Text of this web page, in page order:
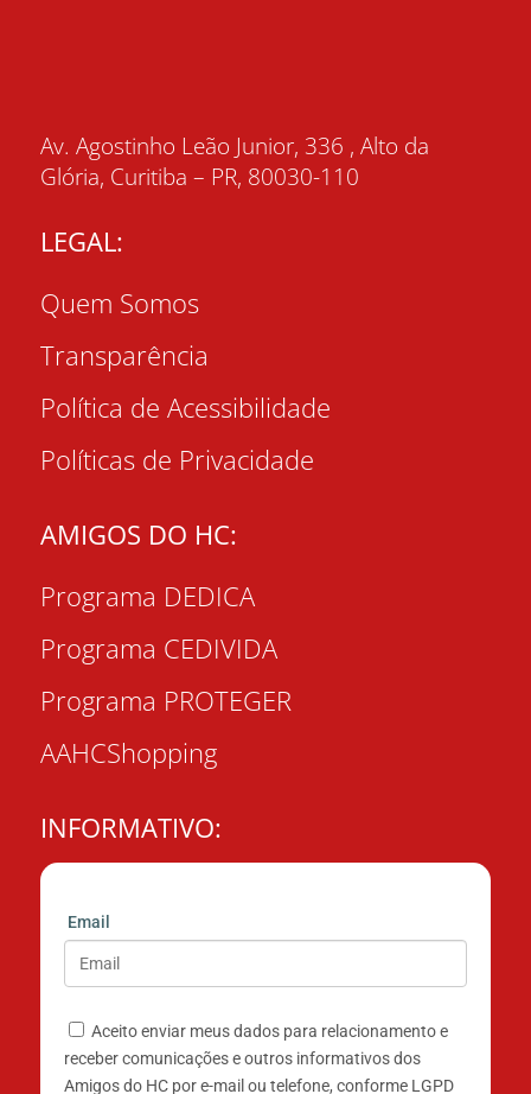
Av. Agostinho Leão Junior, 336 , Alto da
Glória, Curitiba – PR, 80030-110
LEGAL:
Quem Somos
Transparência
Política de Acessibilidade
Políticas de Privacidade
AMIGOS DO HC:
Programa DEDICA
Programa CEDIVIDA
Programa PROTEGER
AAHCShopping
INFORMATIVO:
Email
Aceito enviar meus dados para relacionamento e
receber comunicações e outros informativos dos
Amigos do HC por e-mail ou telefone, conforme LGPD